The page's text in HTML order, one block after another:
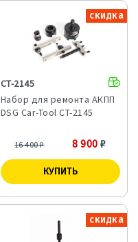
скидка
CT-2145
Набор для ремонта АКПП
DSG Car-Tool CT-2145
16 400₽ 8 900₽
скидка